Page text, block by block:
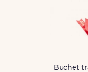
Buchet